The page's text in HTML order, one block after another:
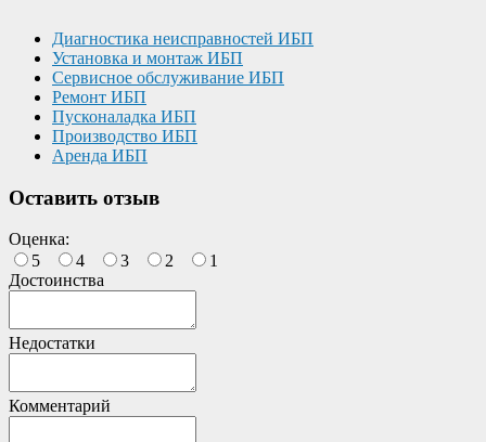
Диагностика неисправностей ИБП
Установка и монтаж ИБП
Сервисное обслуживание ИБП
Ремонт ИБП
Пусконаладка ИБП
Производство ИБП
Аренда ИБП
Оставить отзыв
Оценка:
5
4 3 2
1
Достоинства
Недостатки
Комментарий